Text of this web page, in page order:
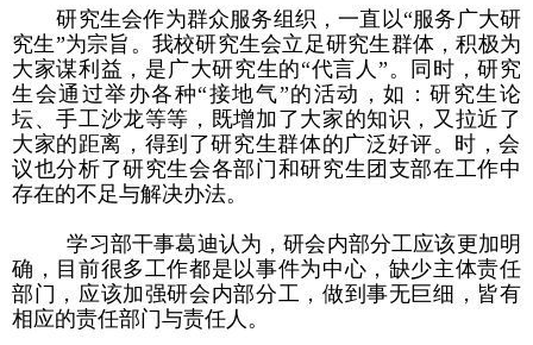
研究生会作为群众服务组织，一直以“服务广大研
究生”为宗旨。我校研究生会立足研究生群体，积极为
大家谋利益，是广大研究生的“代言人”。同时，研究
生会通过举办各种“接地气”的活动，如：研究生论
坛、手工沙龙等等，既增加了大家的知识，又拉近了
大家的距离，得到了研究生群体的广泛好评。 时，会
议也分析了研究生会各部门和研究生团支部在工作中
存在的不足与解决办法。
学习部干事葛迪认为，研会内部分工应该更加明
确，目前很多工作都是以事件为中心，缺少主体责任
部门，应该加强研会内部分工，做到事无巨细，皆有
相应的责任部门与责任人。